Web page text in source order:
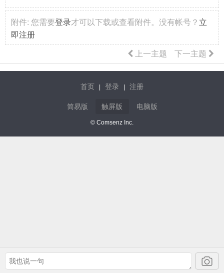
附件: 您需要登录才可以下载或查看附件。没有帐号？ 立
即注册
下一主题
上一主题
首页 登录 注册
简易版 触屏版 电脑版
© Comsenz Inc.